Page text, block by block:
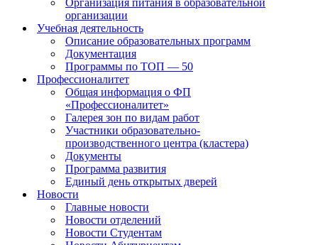
Организация питания в образовательной
организации
Учебная деятельность
Описание образовательных программ
Документация
Программы по ТОП — 50
Профессионалитет
Общая информация о ФП
«Профессионалитет»
Галерея зон по видам работ
Участники образовательно-
производственного центра (кластера)
Документы
Программа развития
Единый день открытых дверей
Новости
Главные новости
Новости отделений
Новости Студентам